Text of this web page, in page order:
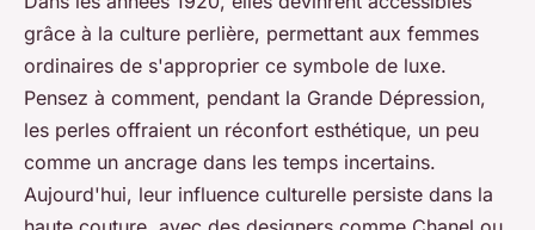
grâce à la culture perlière, permettant aux femmes
ordinaires de s'approprier ce symbole de luxe.
Pensez à comment, pendant la Grande Dépression,
les perles offraient un réconfort esthétique, un peu
comme un ancrage dans les temps incertains.
Aujourd'hui, leur influence culturelle persiste dans la